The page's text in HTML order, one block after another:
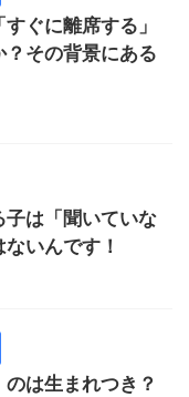
ぐに離席する」
その背景にある
は「聞いていな
いんです！
のは生まれつき？